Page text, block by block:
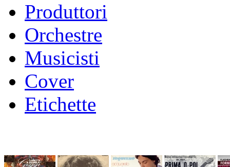
Produttori
Orchestre
Musicisti
Cover
Etichette